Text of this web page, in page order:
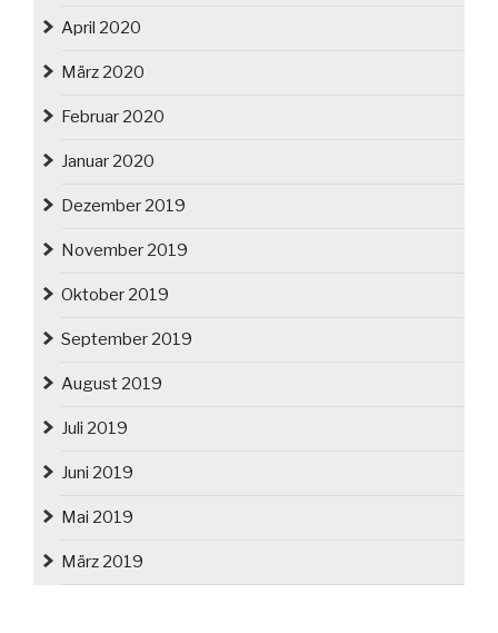
April 2020
März 2020
Februar 2020
Januar 2020
Dezember 2019
November 2019
Oktober 2019
September 2019
August 2019
Juli 2019
Juni 2019
Mai 2019
März 2019